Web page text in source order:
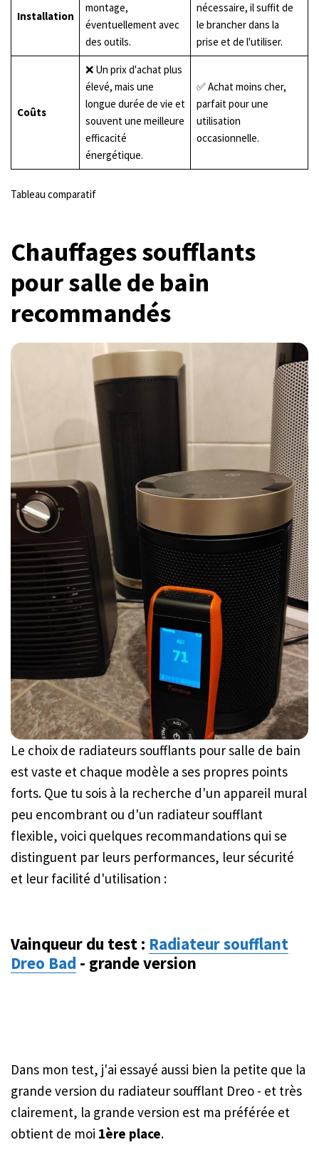
Installation
montage,
éventuellement avec
des outils.
nécessaire, il suffit de
le brancher dans la
prise et de l'utiliser.
Coûts
❌ Un prix d'achat plus
élevé, mais une
longue durée de vie et
souvent une meilleure
efficacité
énergétique.
✅ Achat moins cher,
parfait pour une
utilisation
occasionnelle.
Tableau comparatif
Chauffages soufflants
pour salle de bain
recommandés
Le choix de radiateurs soufflants pour salle de bain
est vaste et chaque modèle a ses propres points
forts. Que tu sois à la recherche d'un appareil mural
peu encombrant ou d'un radiateur soufflant
flexible, voici quelques recommandations qui se
distinguent par leurs performances, leur sécurité
et leur facilité d'utilisation :
Vainqueur du test : Radiateur soufflant
Dreo Bad - grande version
Dans mon test, j'ai essayé aussi bien la petite que la
grande version du radiateur soufflant Dreo - et très
clairement, la grande version est ma préférée et
obtient de moi 1ère place.